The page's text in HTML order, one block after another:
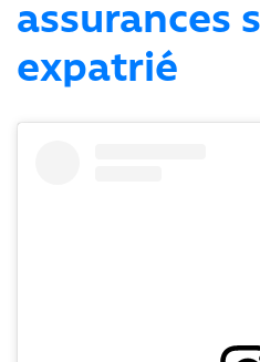
assurances
expatrié